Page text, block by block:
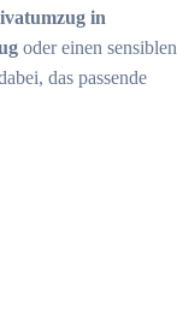
in
oder einen sensiblen
das passende